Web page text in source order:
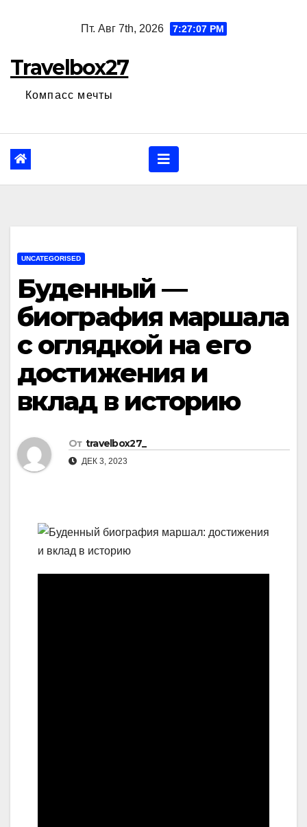
Пт. Авг 7th, 2026 7:27:08 PM
Travelbox27
Компасс мечты
UNCATEGORISED
Буденный —
биография маршала
с оглядкой на его
достижения и
вклад в историю
От travelbox27_
ДЕК 3, 2023